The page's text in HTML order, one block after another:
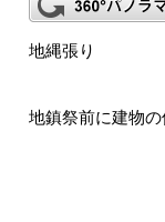
地縄張り
地鎮祭前に建物の